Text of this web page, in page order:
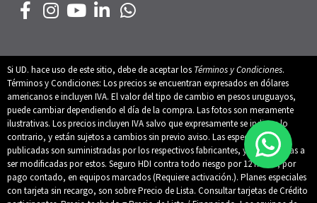
Si UD. hace uso de este sitio, debe de aceptar los Términos y Condiciones.
Términos y Condiciones: Los precios se encuentran expresados en dólares
americanos e incluyen IVA. El valor del tipo de cambio en pesos uruguayos,
puede cambiar dependiendo el día de la compra. Las fotos son meramente
ilustrativas. Los precios incluyen IVA salvo que expresamente se indique lo
contrario, y están sujetos a cambios sin previo aviso. Las especificaciones
publicadas son suministradas por los respectivos fabricantes, y están sujetas a
ser modificadas por estos. Seguro HDI contra todo riesgo por 12 meses, por
pago contado, en equipos marcados (Requiere activación.). Planes especiales
con tarjeta sin recargo, son sobre Precio de Lista. Consultar tarjetas de Crédito